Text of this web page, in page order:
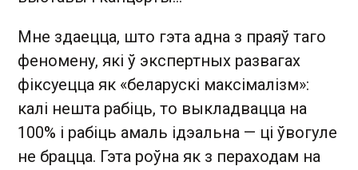
Мне здаецца, што гэта адна з праяў таго
феномену, які ў экспертных развагах
фіксуецца як «беларускі максімалізм»:
калі нешта рабіць, то выкладвацца на
100% і рабіць амаль ідэальна — ці ўвогуле
не брацца. Гэта роўна як з пераходам на